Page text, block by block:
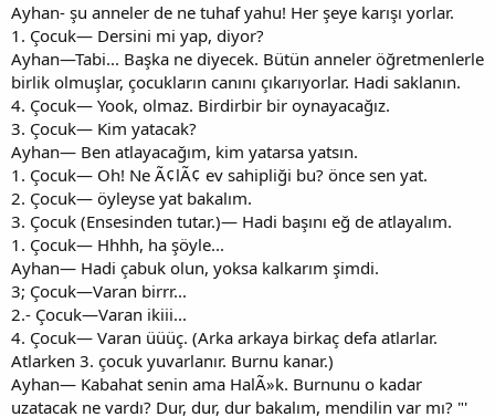
Ayhan- şu anneler de ne tuhaf yahu! Her şeye karışı yorlar.
1. Çocuk— Dersini mi yap, diyor?
Ayhan—Tabi... Başka ne diyecek. Bütün anneler öğretmenlerle
birlik olmuşlar, çocukların canını çıkarıyorlar. Hadi saklanın.
4. Çocuk— Yook, olmaz. Birdirbir bir oynayacağız.
3. Çocuk— Kim yatacak?
Ayhan— Ben atlayacağım, kim yatarsa yatsın.
1. Çocuk— Oh! Ne Ã¢lÃ¢ ev sahipliği bu? önce sen yat.
2. Çocuk— öyleyse yat bakalım.
3. Çocuk (Ensesinden tutar.)— Hadi başını eğ de atlayalım.
1. Çocuk— Hhhh, ha şöyle...
Ayhan— Hadi çabuk olun, yoksa kalkarım şimdi.
3; Çocuk—Varan birrr...
2.- Çocuk—Varan ikiii...
4. Çocuk— Varan üüüç. (Arka arkaya birkaç defa atlarlar.
Atlarken 3. çocuk yuvarlanır. Burnu kanar.)
Ayhan— Kabahat senin ama HalÃ»k. Burnunu o kadar
uzatacak ne vardı? Dur, dur, dur bakalım, mendilin var mı? "'